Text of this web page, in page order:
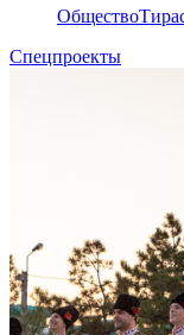
Общество
Спецпроекты